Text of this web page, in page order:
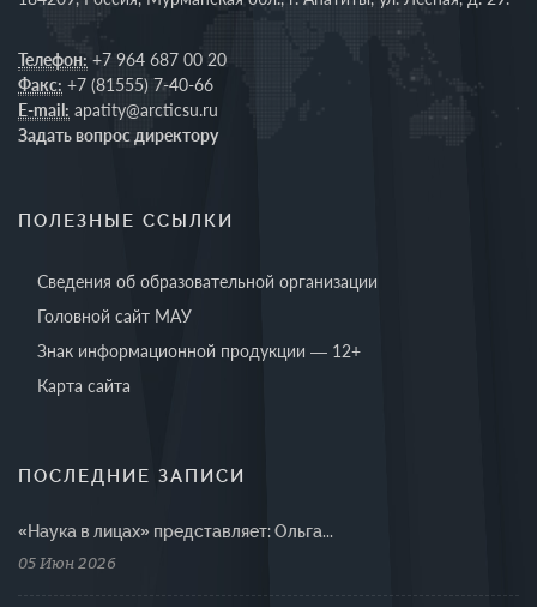
Телефон: +7 964 687 00 20
Факс: +7 (81555) 7-40-66
E-mail: apatity@arcticsu.ru
Задать вопрос директору
ПОЛЕЗНЫЕ ССЫЛКИ
Сведения об образовательной организации
Головной сайт МАУ
Знак информационной продукции — 12+
Карта сайта
ПОСЛЕДНИЕ ЗАПИСИ
«Наука в лицах» представляет: Ольга...
05 Июн 2026